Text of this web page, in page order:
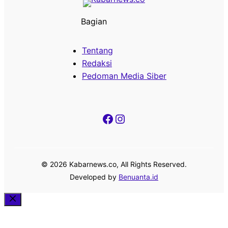
Bagian
Tentang
Redaksi
Pedoman Media Siber
Facebook
Instagram
© 2026 Kabarnews.co, All Rights Reserved.
Developed by Benuanta.id
Close